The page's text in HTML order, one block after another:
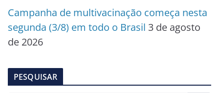
Campanha de multivacinação começa nesta
segunda (3/8) em todo o Brasil 3 de agosto
de 2026
PESQUISAR